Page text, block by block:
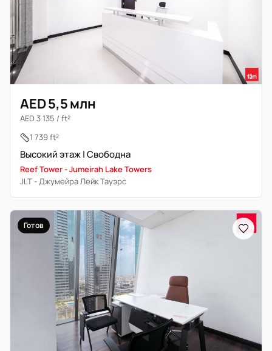
AED 5,5 млн
AED 3 135 / ft²
1 739 ft²
Высокий этаж | Свободна
Reef Tower - Jumeirah Lake Towers
JLT - Джумейра Лейк Тауэрс
Готов